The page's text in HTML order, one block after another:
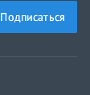
Подписаться